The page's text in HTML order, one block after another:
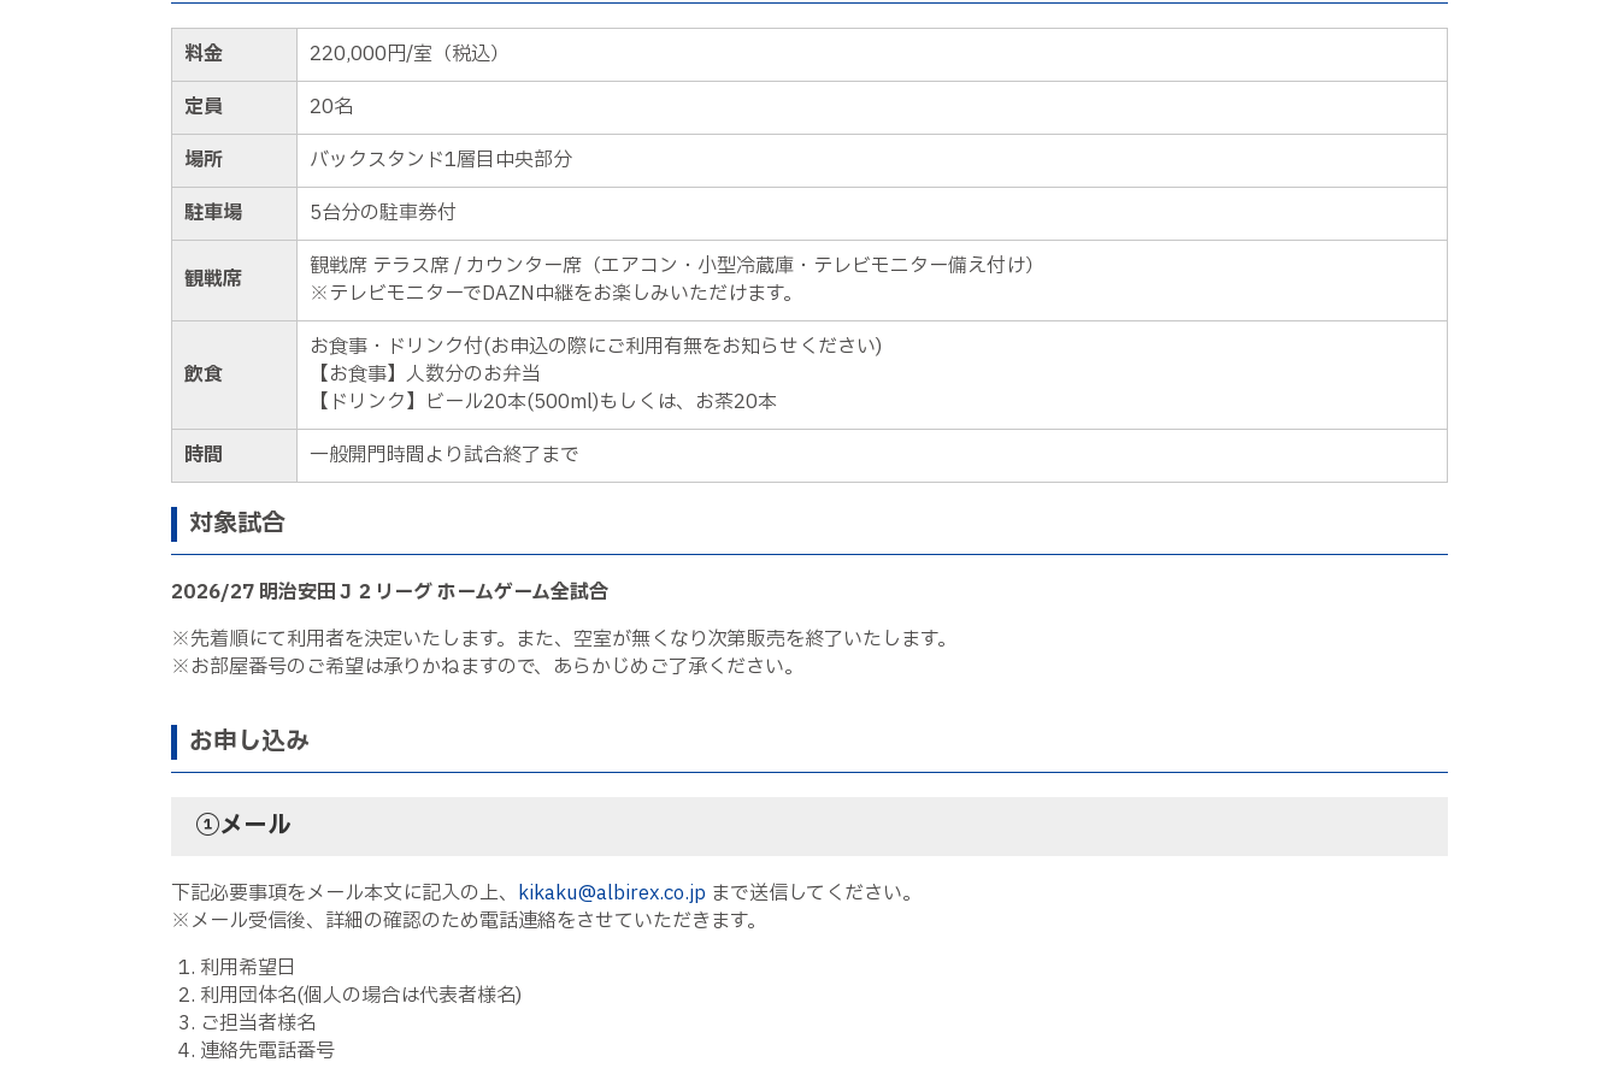
料金
220,000円/室（税込）
定員
20名
場所
バックスタンド1層目中央部分
駐車場
5台分の駐車券付
観戦席
観戦席 テラス席 / カウンター席（エアコン・小型冷蔵庫・テレビモニター備え付け）
※テレビモニターでDAZN中継をお楽しみいただけます。
飲食
お食事・ドリンク付(お申込の際にご利用有無をお知らせください)
【お食事】人数分のお弁当
【ドリンク】ビール20本(500ml)もしくは、お茶20本
時間
一般開門時間より試合終了まで
対象試合
2026/27 明治安田Ｊ２リーグ ホームゲーム全試合
※先着順にて利用者を決定いたします。また、空室が無くなり次第販売を終了いたします。
※お部屋番号のご希望は承りかねますので、あらかじめご了承ください。
お申し込み
①メール
下記必要事項をメール本文に記入の上、 kikaku@albirex.co.jp まで送信してください。
※メール受信後、詳細の確認のため電話連絡をさせていただきます。
利用希望日
利用団体名(個人の場合は代表者様名)
ご担当者様名
連絡先電話番号